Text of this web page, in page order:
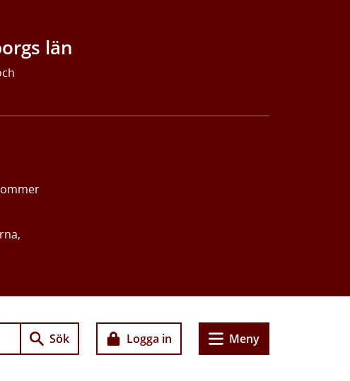
län
Sök Logga in Meny